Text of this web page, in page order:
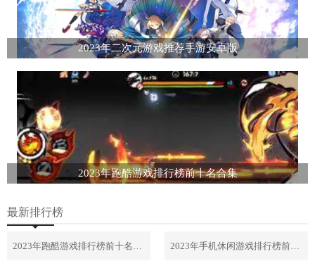
2023年二次元游戏推荐手游安卓版
2023年跑酷游戏排行榜前十名合集
最新排行榜
2023年跑酷游戏排行榜前十名合集 2023年手机休闲游戏排行榜前十名